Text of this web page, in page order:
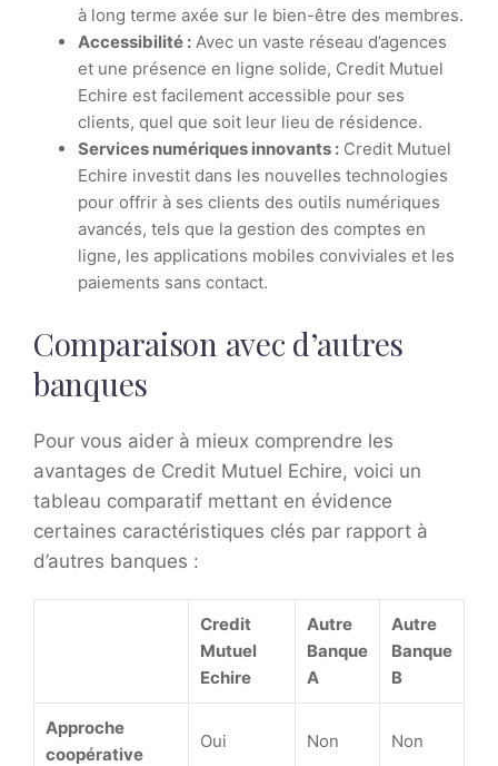
à long terme axée sur le bien-être des membres.
Accessibilité : Avec un vaste réseau d’agences
et une présence en ligne solide, Credit Mutuel
Echire est facilement accessible pour ses
clients, quel que soit leur lieu de résidence.
Services numériques innovants : Credit Mutuel
Echire investit dans les nouvelles technologies
pour offrir à ses clients des outils numériques
avancés, tels que la gestion des comptes en
ligne, les applications mobiles conviviales et les
paiements sans contact.
Comparaison avec d’autres
banques
Pour vous aider à mieux comprendre les
avantages de Credit Mutuel Echire, voici un
tableau comparatif mettant en évidence
certaines caractéristiques clés par rapport à
d’autres banques :
Credit
Mutuel
Echire
Autre
Banque
A
Autre
Banque
B
Approche
coopérative
Oui Non Non